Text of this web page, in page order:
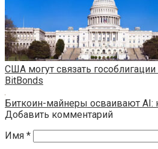
США могут связать
BitBonds
Биткоин-майнеры осваивают AI:
Добавить комментарий
Имя *